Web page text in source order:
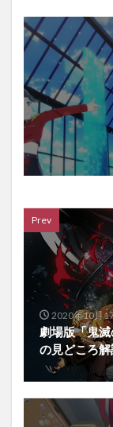
Prev
2020年10月
劇場版「鬼
の見どころ